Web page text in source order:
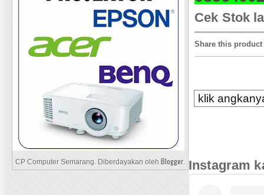
Cek Stok
Share this product
klik
Instagram
CP Computer Semarang. Diberdayakan oleh Blogger.